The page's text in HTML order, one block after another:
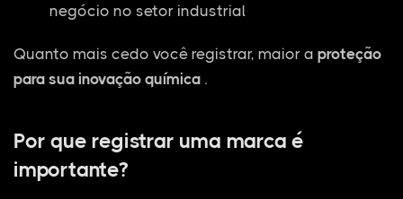
negócio no setor industrial
Quanto mais cedo você registrar, maior a proteção
para sua inovação química .
Por que registrar uma marca é
importante?